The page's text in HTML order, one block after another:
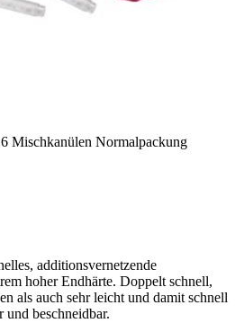
additionsvernetzende
hoher Endhärte. Doppelt schnell,
als auch sehr leicht und damit schnell
und beschneidbar.